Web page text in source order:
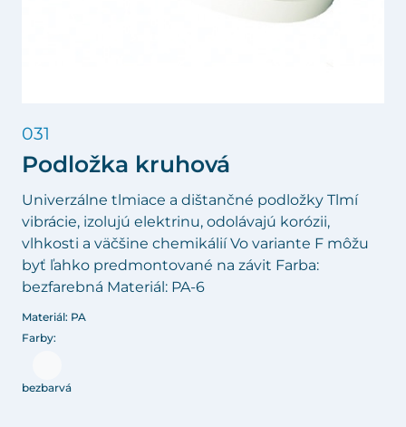
031
Podložka kruhová
Univerzálne tlmiace a dištančné podložky Tlmí
vibrácie, izolujú elektrinu, odolávajú korózii,
vlhkosti a väčšine chemikálií Vo variante F môžu
byť ľahko predmontované na závit Farba:
bezfarebná Materiál: PA-6
Materiál: PA
Farby:
bezbarvá